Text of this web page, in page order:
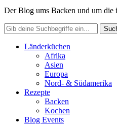
Der Blog ums Backen und um die
Länderküchen
Afrika
Asien
Europa
Nord- & Südamerika
Rezepte
Backen
Kochen
Blog Events